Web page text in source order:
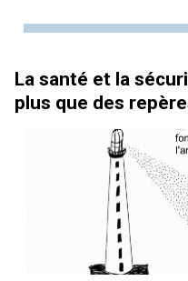
La santé et la
plus que des